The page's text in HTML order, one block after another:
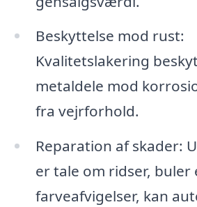
Beskyttelse mod rust:
Kvalitetslakering
metaldele mod
fra vejrforhold.
Reparation af skader:
er tale om ridser, buler
farveafvigelser, kan